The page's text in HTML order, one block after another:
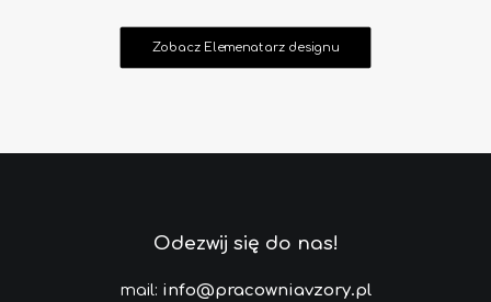
Zobacz Elemenatarz designu
Odezwij się do nas!
mail: info@pracowniavzory.pl